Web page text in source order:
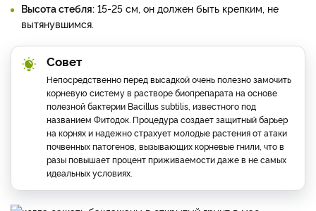
Высота стебля: 15-25 см, он должен быть крепким, не
вытянувшимся.
Совет
Непосредственно перед высадкой очень полезно замочить
корневую систему в растворе биопрепарата на основе
полезной бактерии Bacillus subtilis, известного под
названием Фитодок. Процедура создает защитный барьер
на корнях и надежно страхует молодые растения от атаки
почвенных патогенов, вызывающих корневые гнили, что в
разы повышает процент приживаемости даже в не самых
идеальных условиях.